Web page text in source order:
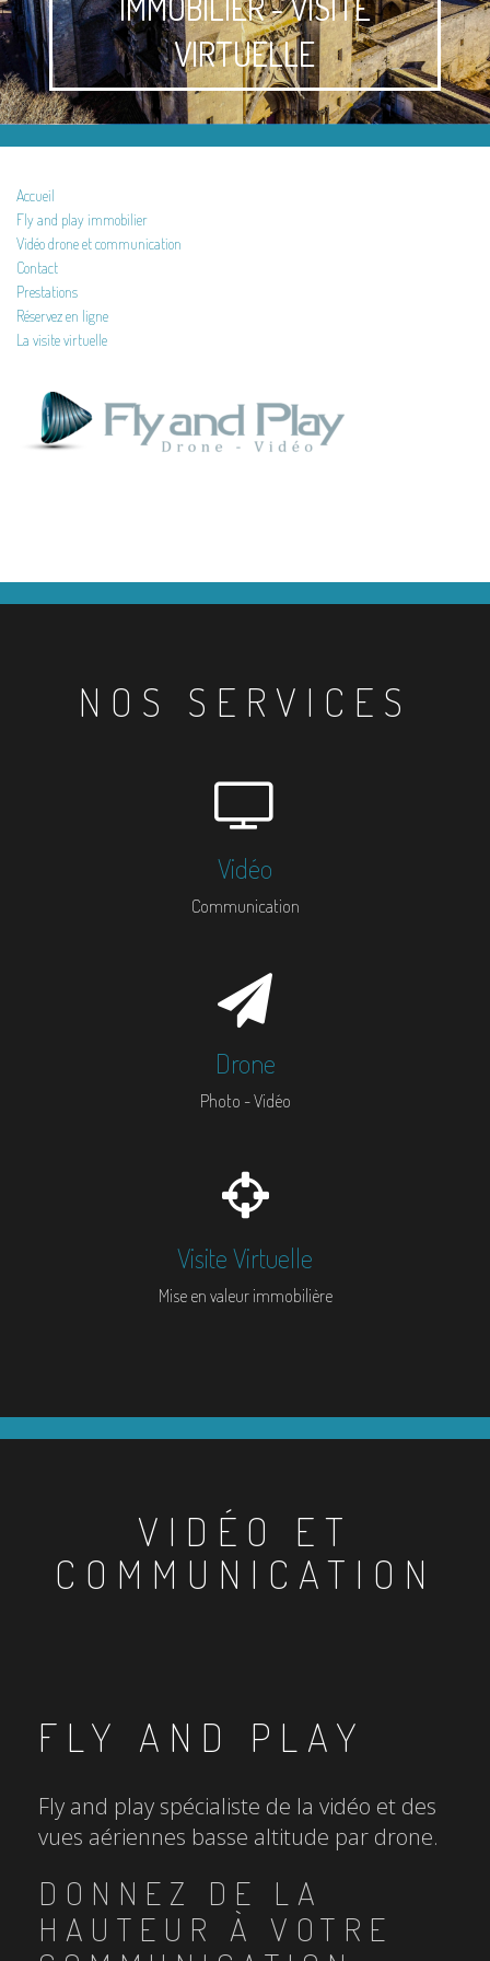
VIRTUELLE
Accueil
Fly and play immobilier
Vidéo drone et communication
Contact
Prestations
Réservez en ligne
La visite virtuelle
NOS SERVICES
Vidéo
Communication
Drone
Photo - Vidéo
Visite Virtuelle
Mise en valeur immobilière
VIDÉO ET
COMMUNICATION
FLY AND PLAY
Fly and play spécialiste de la vidéo et des
vues aériennes basse altitude par drone.
DONNEZ DE LA
HAUTEUR À VOTRE